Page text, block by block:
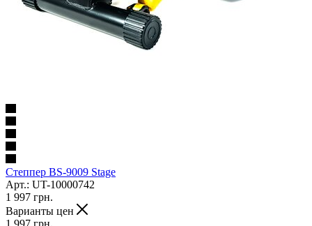
Степпер BS-9009 Stage
Арт.: UT-10000742
1 997 грн.
Варианты цен
1 997 грн.